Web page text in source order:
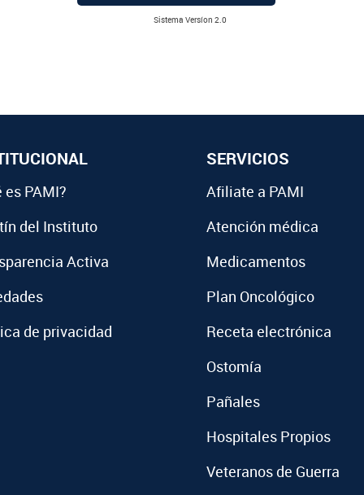
Sistema Versíon 2.0
es PAMI?
del Instituto
Activa
de privacidad
SERVICIOS
Afiliate a PAMI
Atención médica
Medicamentos
Plan Oncológico
Receta electrónica
Ostomía
Pañales
Hospitales Propios
Veteranos de Guerra